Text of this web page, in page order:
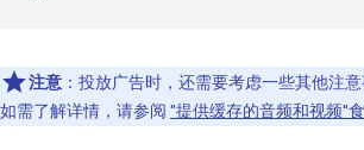
注意 ：投放广告时，还需要考虑一些其他注意
如需了解详情，请参阅 "提供缓存的音频和视频"